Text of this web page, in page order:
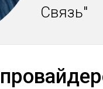
Связь"